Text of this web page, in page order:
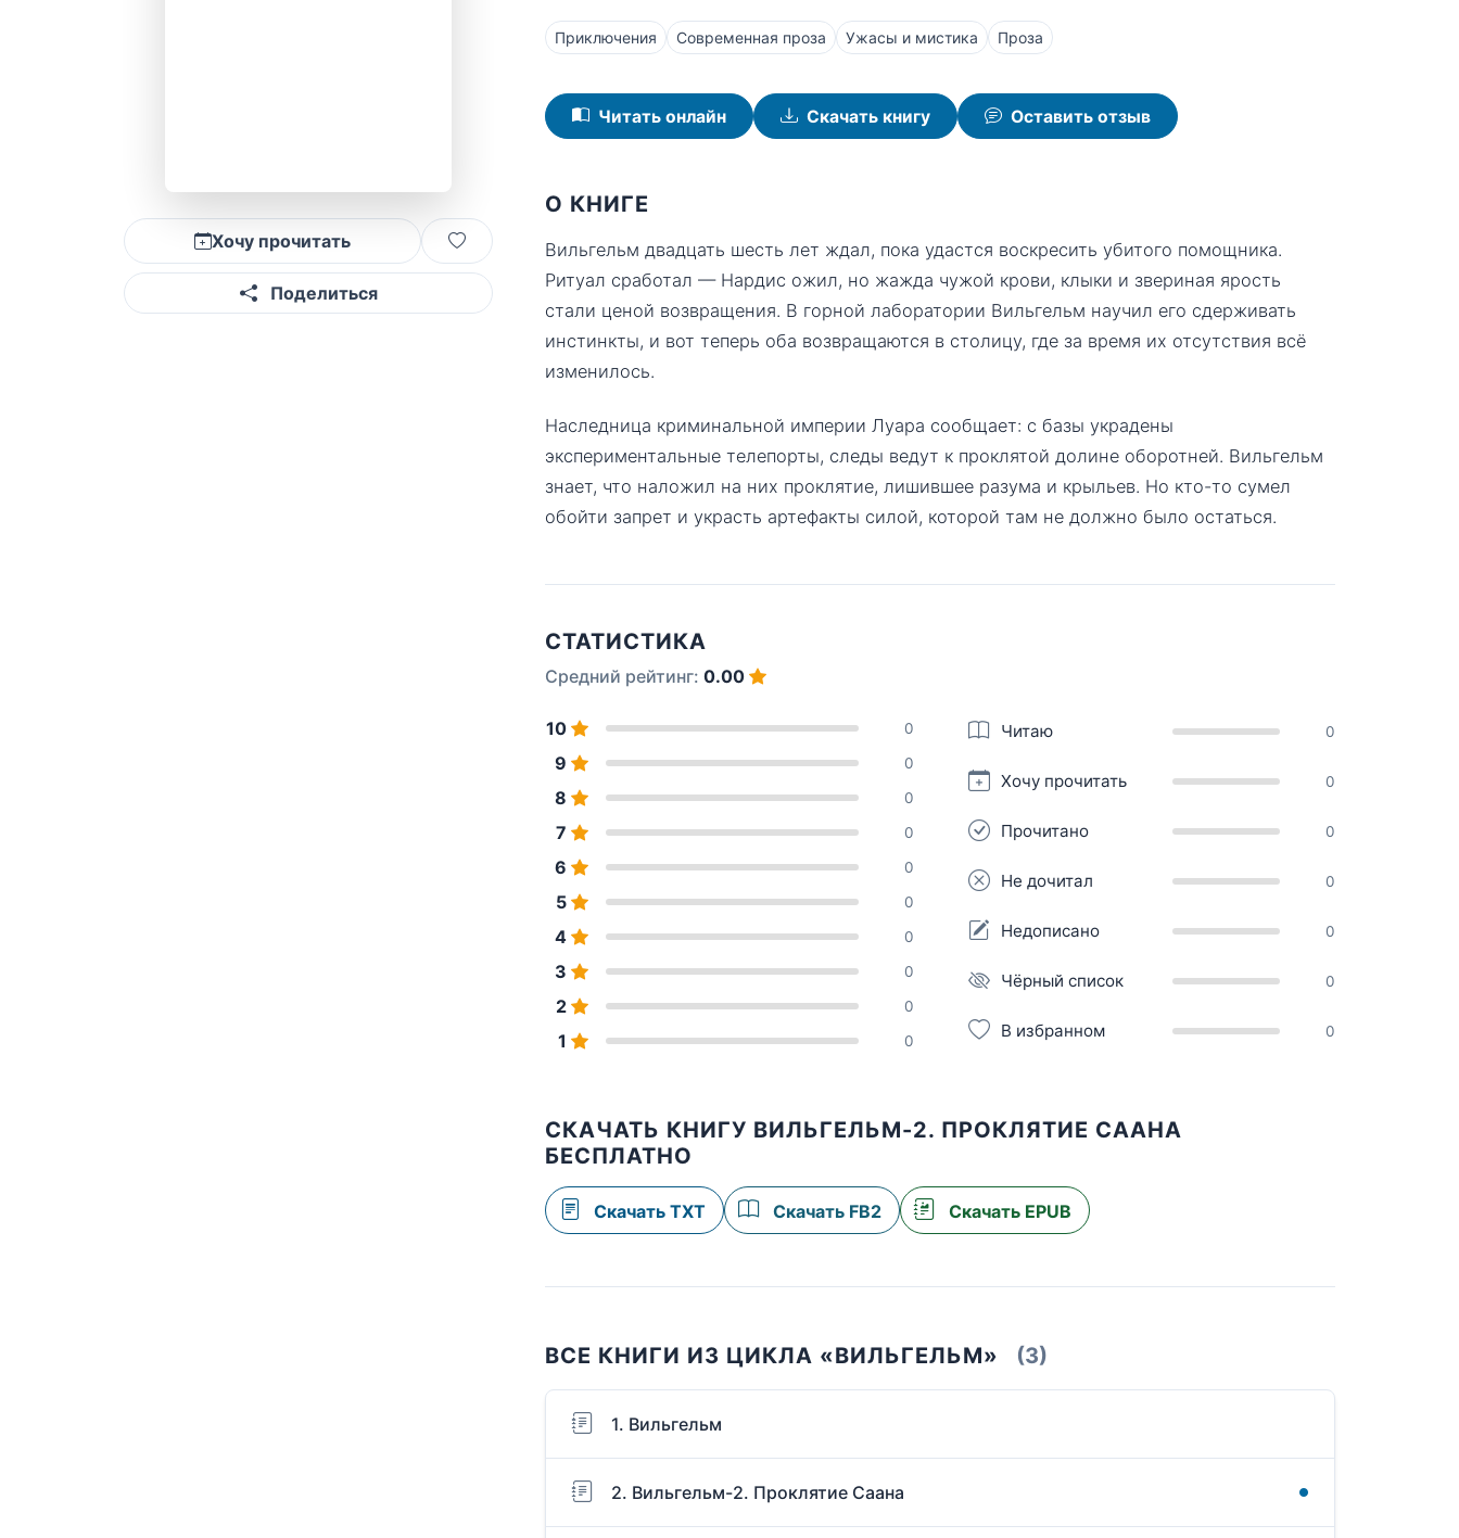
Хочу прочитать
Поделиться
Приключения Современная проза Ужасы и мистика Проза
Читать онлайн Скачать книгу Оставить отзыв
О КНИГЕ
Вильгельм двадцать шесть лет ждал, пока удастся воскресить убитого помощника.
Ритуал сработал — Нардис ожил, но жажда чужой крови, клыки и звериная ярость
стали ценой возвращения. В горной лаборатории Вильгельм научил его сдерживать
инстинкты, и вот теперь оба возвращаются в столицу, где за время их отсутствия всё
изменилось.
Наследница криминальной империи Луара сообщает: с базы украдены
экспериментальные телепорты, следы ведут к проклятой долине оборотней. Вильгельм
знает, что наложил на них проклятие, лишившее разума и крыльев. Но кто-то сумел
обойти запрет и украсть артефакты силой, которой там не должно было остаться.
СТАТИСТИКА
Средний рейтинг: 0.00
10 0
9 0
8 0
7 0
6 0
5 0
4 0
3 0
2 0
1 0
Читаю 0
Хочу прочитать 0
Прочитано 0
Не дочитал 0
Недописано 0
Чёрный список 0
В избранном 0
СКАЧАТЬ КНИГУ ВИЛЬГЕЛЬМ-2. ПРОКЛЯТИЕ СААНА
БЕСПЛАТНО
Скачать TXT Скачать FB2 Скачать EPUB
ВСЕ КНИГИ ИЗ ЦИКЛА «ВИЛЬГЕЛЬМ» (3)
1. Вильгельм
2. Вильгельм-2. Проклятие Саана